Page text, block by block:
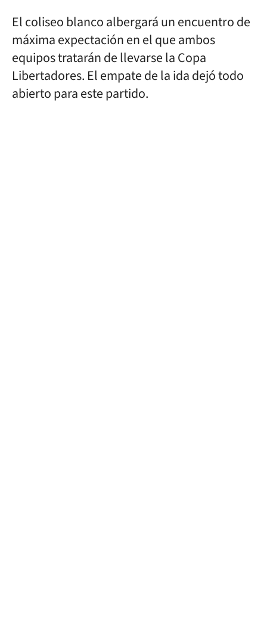
El coliseo blanco albergará un encuentro de
máxima expectación en el que ambos
equipos tratarán de llevarse la Copa
Libertadores. El empate de la ida dejó todo
abierto para este partido.